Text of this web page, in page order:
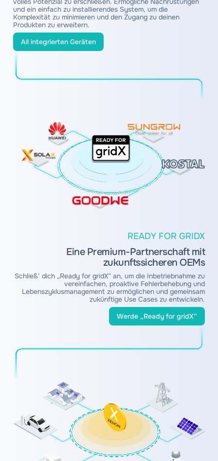
und ein einfach zu installierendes System, um die
Komplexität zu minimieren und den Zugang zu deinen
Produkten zu erweitern.
All integrierten Geräten
READY FOR GRIDX
Eine Premium-Partnerschaft mit
zukunftssicheren OEMs
Schließ’ dich „Ready for gridX“ an, um die Inbetriebnahme zu
vereinfachen, proaktive Fehlerbehebung und
Lebenszyklusmanagement zu ermöglichen und gemeinsam
zukünftige Use Cases zu entwickeln.
Werde „Ready for gridX“